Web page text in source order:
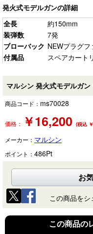
発火式モデルガンの詳細
全長
約150mm
装弾数
7発
ブローバック NEWプラグ
付属品
スペアカート
マルシン 発火式モデルガ
商品コード： ms70028
価格： ￥16,200 (税込
メーカー： マルシン
ポイント： 486Pt
お
この商品をシ
この商品の